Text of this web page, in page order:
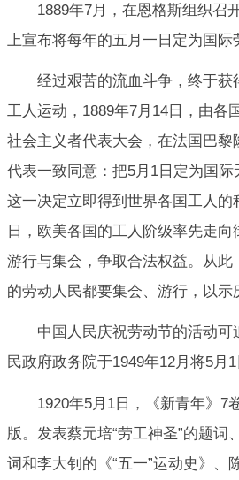
1889年7月，在恩格斯组织召
上宣布将每年的五月一日定为国际
经过艰苦的流血斗争，终于获
工人运动，1889年7月14日，由各
社会主义者代表大会，在法国巴黎
代表一致同意：把5月1日定为国际
这一决定立即得到世界各国工人的
日，欧美各国的工人阶级率先走
游行与集会，争取合法权益。从此
的劳动人民都要集会、游行，以示
中国人民庆祝劳动节的活动可
民政府政务院于1949年12月将5月
1920年5月1日，《新青年》7
版。发表蔡元培“劳工神圣”的题词
词和李大钊的《“五一”运动史》、